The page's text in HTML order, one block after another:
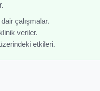
çalışmalar.
veriler.
etkileri.